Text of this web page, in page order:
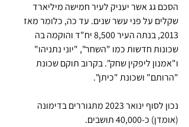
הסכם גג אשר יעניק לעיר חמישה מיליארד
שקלים על פני עשר שנים. עד כה, כלומר מאז
2013, בנתה העיר 8,500 יח"ד והוקמה בה
שכונות חדשות כמו "השחר", "יוני נתניהו"
ו"אמנון ליפקין שחק". בקרוב תוקם שכונת
"הרותם" ושכונת "כיתן".
נכון לסוף ינואר 2023 מתגוררים בדימונה
(אומדן) כ-40,000 תושבים.